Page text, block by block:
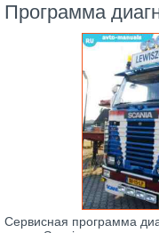
Программа
Сервисная программа